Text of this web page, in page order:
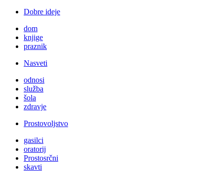
Dobre ideje
dom
knjige
praznik
Nasveti
odnosi
služba
šola
zdravje
Prostovoljstvo
gasilci
oratorij
Prostosrčni
skavti